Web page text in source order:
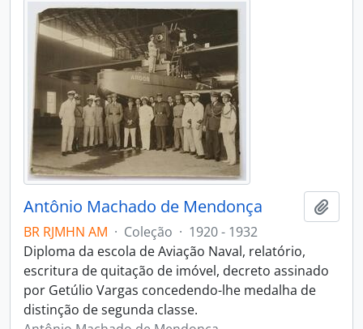
Antônio Machado de Mendonça
BR RJMHN AM · Coleção · 1920 - 1932
Diploma da escola de Aviação Naval, relatório,
escritura de quitação de imóvel, decreto assinado
por Getúlio Vargas concedendo-lhe medalha de
distinção de segunda classe.